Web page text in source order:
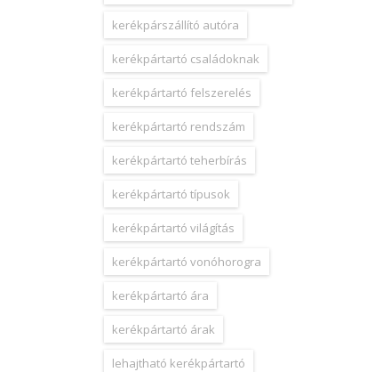
kerékpárszállító autóra
kerékpártartó családoknak
kerékpártartó felszerelés
kerékpártartó rendszám
kerékpártartó teherbírás
kerékpártartó típusok
kerékpártartó világítás
kerékpártartó vonóhorogra
kerékpártartó ára
kerékpártartó árak
lehajtható kerékpártartó